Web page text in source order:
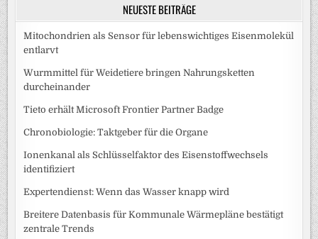
NEUESTE BEITRÄGE
Mitochondrien als Sensor für lebenswichtiges Eisenmolekül
entlarvt
Wurmmittel für Weidetiere bringen Nahrungsketten
durcheinander
Tieto erhält Microsoft Frontier Partner Badge
Chronobiologie: Taktgeber für die Organe
Ionenkanal als Schlüsselfaktor des Eisenstoffwechsels
identifiziert
Expertendienst: Wenn das Wasser knapp wird
Breitere Datenbasis für Kommunale Wärmepläne bestätigt
zentrale Trends